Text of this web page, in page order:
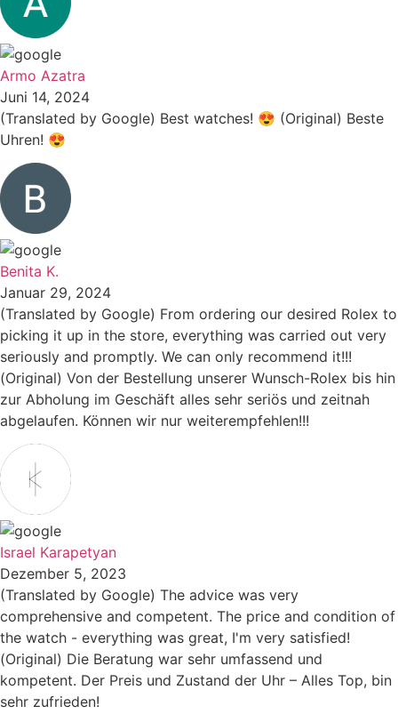
Armo Azatra
Juni 14, 2024
(Translated by Google) Best watches! 😍 (Original) Beste
Uhren! 😍
Benita K.
Januar 29, 2024
(Translated by Google) From ordering our desired Rolex to
picking it up in the store, everything was carried out very
seriously and promptly. We can only recommend it!!!
(Original) Von der Bestellung unserer Wunsch-Rolex bis hin
zur Abholung im Geschäft alles sehr seriös und zeitnah
abgelaufen. Können wir nur weiterempfehlen!!!
Israel Karapetyan
Dezember 5, 2023
(Translated by Google) The advice was very
comprehensive and competent. The price and condition of
the watch - everything was great, I'm very satisfied!
(Original) Die Beratung war sehr umfassend und
kompetent. Der Preis und Zustand der Uhr – Alles Top, bin
sehr zufrieden!